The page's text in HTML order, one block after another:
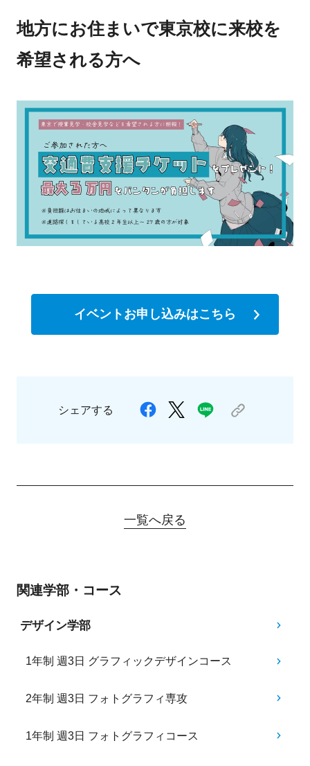
地方にお住まいで東京校に来校を
希望される方へ
イベントお申し込みはこちら
シェアする
一覧へ戻る
関連学部・コース
デザイン学部
1年制 週3日 グラフィックデザインコース
2年制 週3日 フォトグラフィ専攻
1年制 週3日 フォトグラフィコース